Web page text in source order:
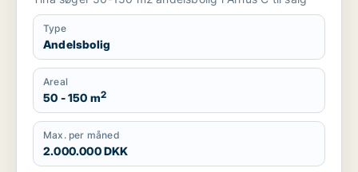
Type
Andelsbolig
Areal
50 - 150 m2
Max. per måned
2.000.000 DKK